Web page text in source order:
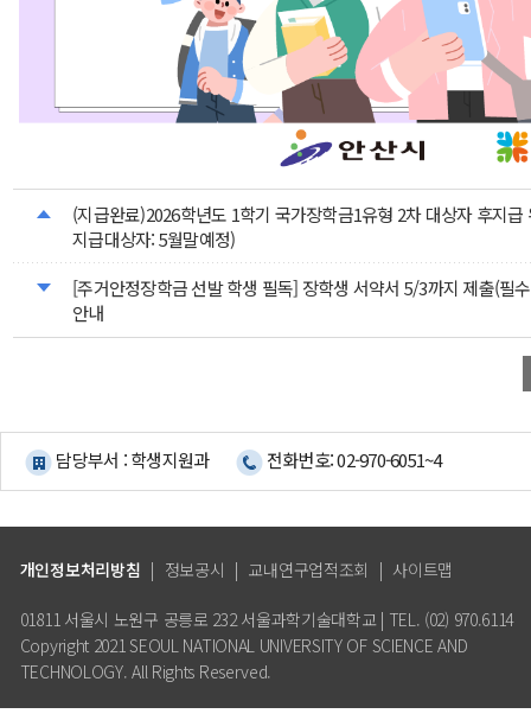
(지급완료)2026학년도 1학기 국가장학금1유형 2차 대상자 후지급
지급대상자: 5월말예정)
[주거안정장학금 선발 학생 필독] 장학생 서약서 5/3까지 제출(필
안내
담당부서 : 학생지원과 전화번호: 02-970-6051~4
개인정보처리방침 | 정보공시 | 교내연구업적조회 | 사이트맵
01811 서울시 노원구 공릉로 232 서울과학기술대학교 | TEL. (02) 970.6114
Copyright 2021 SEOUL NATIONAL UNIVERSITY OF SCIENCE AND
TECHNOLOGY. All Rights Reserved.